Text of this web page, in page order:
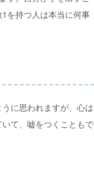
を持つ人は本当に何事
に思われますが、心は
て、嘘をつくこともで